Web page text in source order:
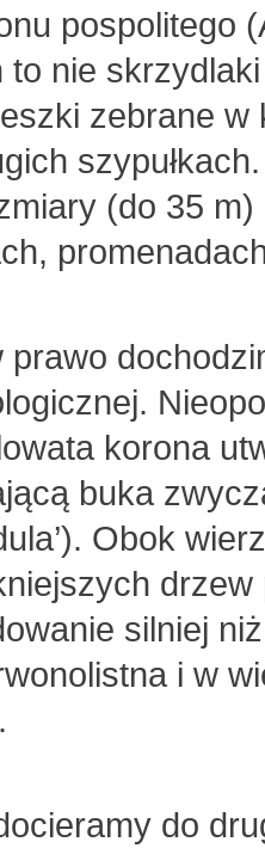
pospolitego
to nie
zebrane
(do 35
prawo
korona
buka
Obok
drzew
silniej
i w
do